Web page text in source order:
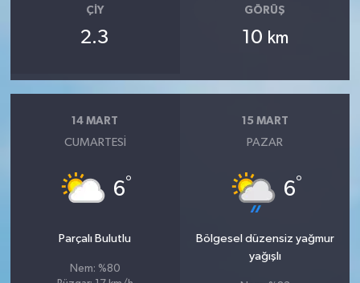
ÇIY
2.3
GÖRÜŞ
10 km
14 MART
CUMARTESI
6°
Parçalı Bulutlu
Nem: %80
15 MART
PAZAR
6°
Bölgesel düzensiz yağmur
yağışlı